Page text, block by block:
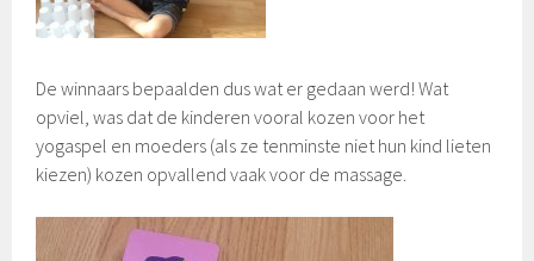
De winnaars bepaalden dus wat er gedaan werd! Wat
opviel, was dat de kinderen vooral kozen voor het
yogaspel en moeders (als ze tenminste niet hun kind lieten
kiezen) kozen opvallend vaak voor de massage.